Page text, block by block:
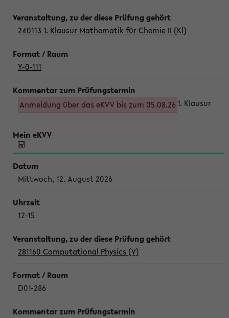
240113 1. Klausur Mathematik für Chemie II (Kl)
Y-0-111
Anmeldung über das eKVV bis zum 05.08.26 1. Klausur
Mittwoch, 12. August 2026
12-15
281160 Computational Physics (V)
D01-286